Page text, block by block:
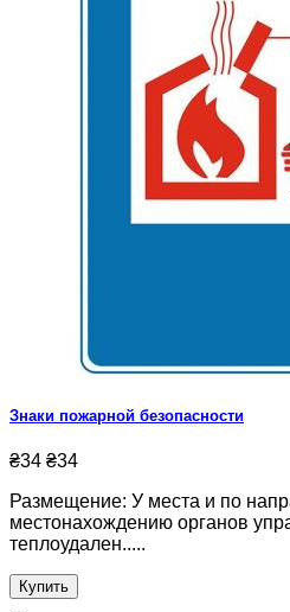
Знаки пожарной безопасности
₴34 ₴34
Размещение: У места и по
местонахождению органов
теплоудален.....
Купить